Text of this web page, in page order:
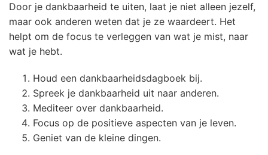
Door je dankbaarheid te uiten, laat je niet alleen jezelf,
maar ook anderen weten dat je ze waardeert. Het
helpt om de focus te verleggen van wat je mist, naar
wat je hebt.
Houd een dankbaarheidsdagboek bij.
Spreek je dankbaarheid uit naar anderen.
Mediteer over dankbaarheid.
Focus op de positieve aspecten van je leven.
Geniet van de kleine dingen.